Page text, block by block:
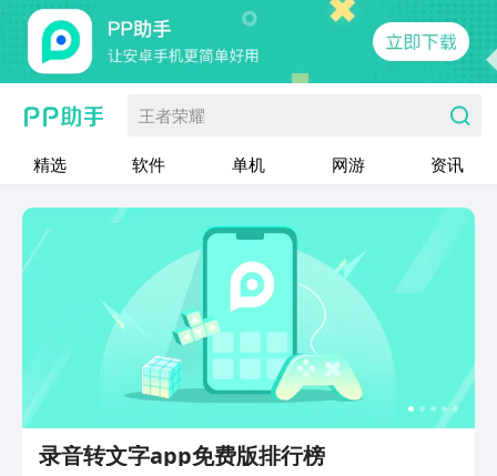
王者荣耀
精选 软件 单机 网游 资讯
录音转文字app免费版排行榜